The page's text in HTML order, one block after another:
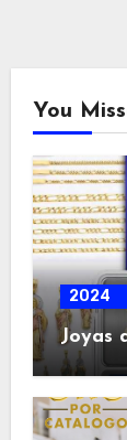
You
2024
Joyas